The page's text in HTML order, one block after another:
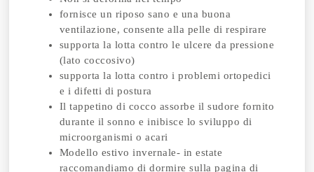
fornisce un riposo sano e una buona
ventilazione, consente alla pelle di respirare
supporta la lotta contro le ulcere da pressione
(lato coccosivo)
supporta la lotta contro i problemi ortopedici
e i difetti di postura
Il tappetino di cocco assorbe il sudore fornito
durante il sonno e inibisce lo sviluppo di
microorganismi o acari
Modello estivo invernale- in estate
raccomandiamo di dormire sulla pagina di